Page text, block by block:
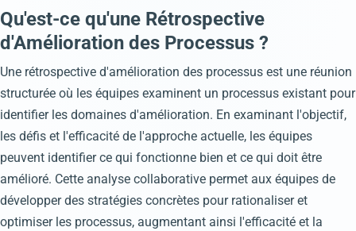
Qu'est-ce qu'une Rétrospective
d'Amélioration des Processus ?
Une rétrospective d'amélioration des processus est une réunion
structurée où les équipes examinent un processus existant pour
identifier les domaines d'amélioration. En examinant l'objectif,
les défis et l'efficacité de l'approche actuelle, les équipes
peuvent identifier ce qui fonctionne bien et ce qui doit être
amélioré. Cette analyse collaborative permet aux équipes de
développer des stratégies concrètes pour rationaliser et
optimiser les processus, augmentant ainsi l'efficacité et la